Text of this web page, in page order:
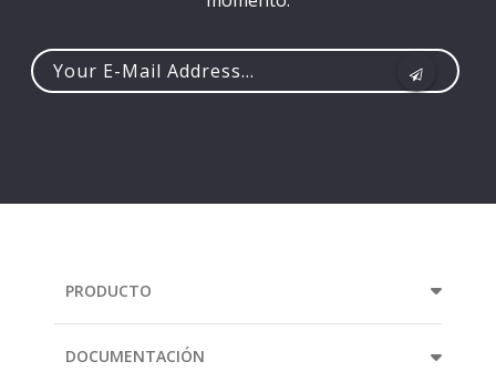
PRODUCTO
DOCUMENTACIÓN